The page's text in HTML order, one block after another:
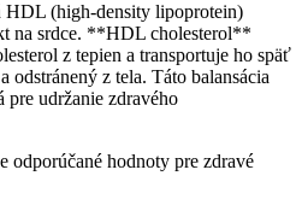
HDL (high-density lipoprotein)
na srdce. **HDL cholesterol**
z tepien a transportuje ho späť
odstránený z tela. Táto balansácia
udržanie zdravého
odporúčané hodnoty pre zdravé